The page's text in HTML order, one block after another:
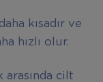
kısadır ve
hızlı olur.
cilt